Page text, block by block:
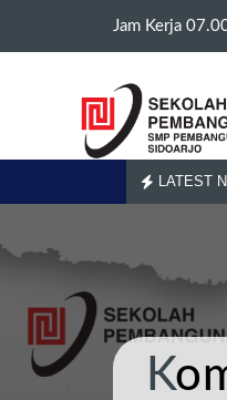
Jam Kerja
LATEST
Summit 2026 Filipina -